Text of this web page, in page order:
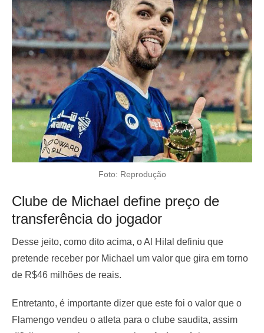
Foto: Reprodução
Clube de Michael define preço de
transferência do jogador
Desse jeito, como dito acima, o Al Hilal definiu que
pretende receber por Michael um valor que gira em torno
de R$46 milhões de reais.
Entretanto, é importante dizer que este foi o valor que o
Flamengo vendeu o atleta para o clube saudita, assim